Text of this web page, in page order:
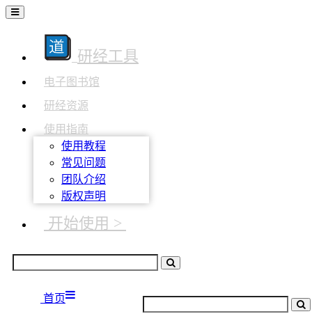
研经工具
电子图书馆
研经资源
使用指南
使用教程
常见问题
团队介绍
版权声明
开始使用 >
首页